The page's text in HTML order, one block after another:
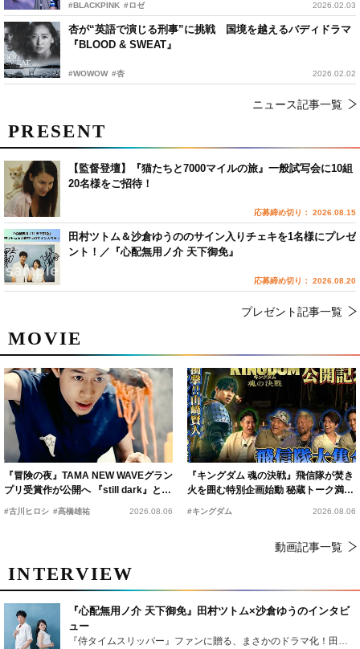
#BLACKPINK #ロゼ 2026.02.03
杏が“英語で演じる刑事”に挑戦 国境を越えるバディドラマ
『BLOOD & SWEAT』
#WOWOW #杏 2026.02.02
ニュース記事一覧
MOVIE
『冒険の夜』TAMA NEW WAVEグラン
プリ受賞作が公開へ 『still dark』と同
時上映決定
#古川ヒロシ #髙橋雄祐 2026.08.06
『キングダム 魂の決戦』飛信隊が焚き
火を囲む特別企画始動 秘蔵トーク満載
の“キングダムキャンプ”開催
#キングダム 2026.08.06
動画記事一覧
INTERVIEW
『心配無用ノ介 天下御免』田村ツトム×沙倉ゆうのインタビ
ュー
『侍タイムスリッパー』ファンに贈る、まさかのドラマ化！田村ツトム×沙倉ゆうのが語る『心配無用ノ介』撮影秘話
PRESENT
【監督登壇】『猫たちと7000マイルの旅』一般試写会に10組
20名様をご招待！
応募締め切り： 2026.08.15
田村ツトム＆沙倉ゆうののサイン入りチェキを1名様にプレゼ
ント！／『心配無用ノ介 天下御免』
応募締め切り： 2026.08.20
プレゼント記事一覧